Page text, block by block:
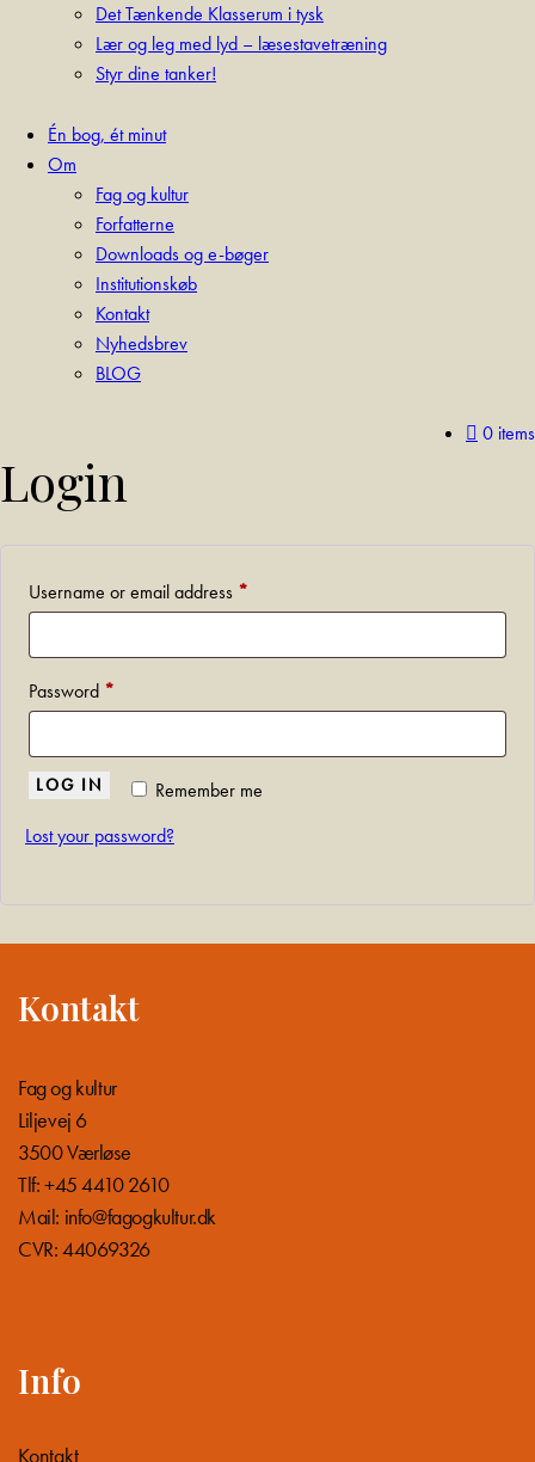
Det Tænkende Klasserum i tysk
Lær og leg med lyd – læsestavetræning
Styr dine tanker!
Én bog, ét minut
Om
Fag og kultur
Forfatterne
Downloads og e-bøger
Institutionskøb
Kontakt
Nyhedsbrev
BLOG
0 items
Login
Username or email address *
Password *
Remember me
LOG IN
Lost your password?
Kontakt
Fag og kultur
Liljevej 6
3500 Værløse
Tlf: +45 4410 2610
Mail: info@fagogkultur.dk
CVR: 44069326
Info
Kontakt